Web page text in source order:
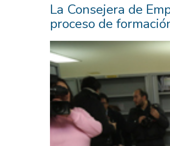
La Consejera de
proceso de